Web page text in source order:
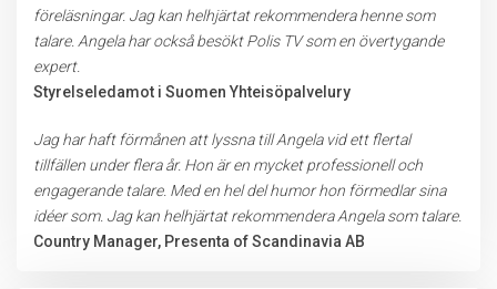
föreläsningar. Jag kan helhjärtat rekommendera henne som
talare. Angela har också besökt Polis TV som en övertygande
expert.
Styrelseledamot i Suomen Yhteisöpalvelury
Jag har haft förmånen att lyssna till Angela vid ett flertal
tillfällen under flera år. Hon är en mycket professionell och
engagerande talare. Med en hel del humor hon förmedlar sina
idéer som. Jag kan helhjärtat rekommendera Angela som talare.
Country Manager, Presenta of Scandinavia AB